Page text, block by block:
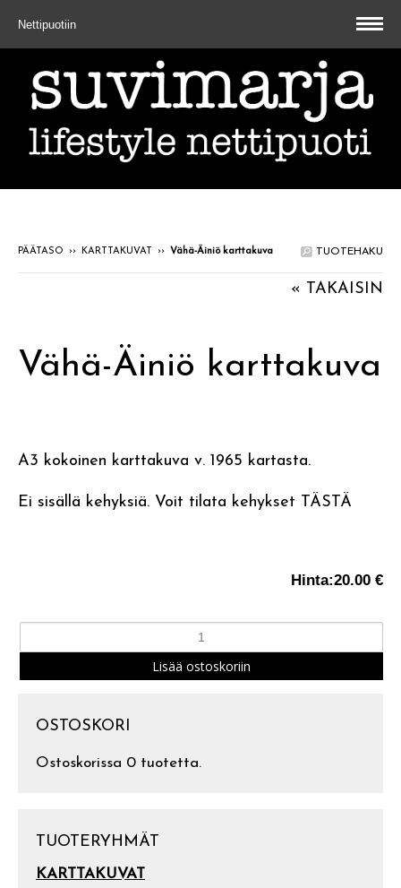
Nettipuotiin
TUOTEHAKU
PÄÄTASO ›› KARTTAKUVAT ›› Vähä-Äiniö karttakuva
« TAKAISIN
Vähä-Äiniö karttakuva
A3 kokoinen karttakuva v. 1965 kartasta.
Ei sisällä kehyksiä. Voit tilata kehykset TÄSTÄ
Hinta:20.00 €
OSTOSKORI
Ostoskorissa 0 tuotetta.
TUOTERYHMÄT
KARTTAKUVAT